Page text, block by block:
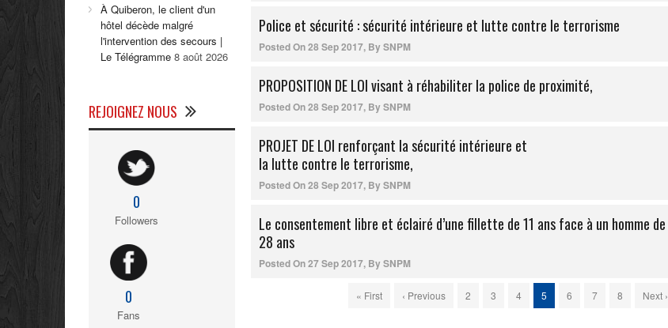
Police et sécurité : sécurité intérieure et lutte contre le terrorisme
Posted On28 Sep 2017, BySNPM
PROPOSITION DE LOI visant à réhabiliter la police de proximité,
Posted On28 Sep 2017, BySNPM
PROJET DE LOI renforçant la sécurité intérieure et
la lutte contre le terrorisme,
Posted On28 Sep 2017, BySNPM
Le consentement libre et éclairé d’une fillette de 11 ans face à un homme de
28 ans
Posted On27 Sep 2017, BySNPM
« First ‹ Previous 2 3 4 5 6 7 8 Next ›
À Quiberon, le client d'un
hôtel décède malgré
l'intervention des secours |
Le Télégramme 8 août 2026
REJOIGNEZ NOUS
0
Followers
0
Fans